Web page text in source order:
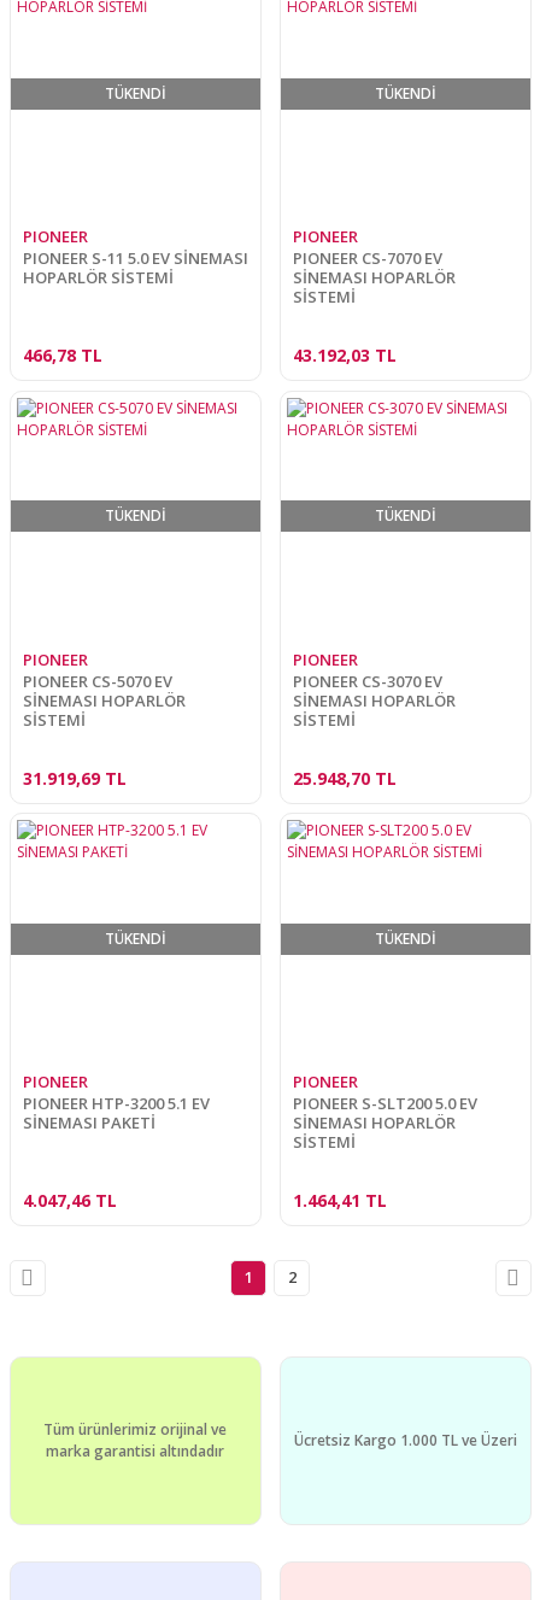
TÜKENDİ
PIONEER
PIONEER S-11 5.0 EV SİNEMASI
HOPARLÖR SİSTEMİ
466,78 TL
TÜKENDİ
PIONEER
PIONEER CS-7070 EV
SİNEMASI HOPARLÖR
SİSTEMİ
43.192,03 TL
TÜKENDİ
PIONEER
PIONEER CS-5070 EV
SİNEMASI HOPARLÖR
SİSTEMİ
31.919,69 TL
TÜKENDİ
PIONEER
PIONEER CS-3070 EV
SİNEMASI HOPARLÖR
SİSTEMİ
25.948,70 TL
TÜKENDİ
PIONEER
PIONEER HTP-3200 5.1 EV
SİNEMASI PAKETİ
4.047,46 TL
TÜKENDİ
PIONEER
PIONEER S-SLT200 5.0 EV
SİNEMASI HOPARLÖR
SİSTEMİ
1.464,41 TL
1 2
Tüm ürünlerimiz orijinal ve
marka garantisi altındadır
Ücretsiz Kargo 1.000 TL ve Üzeri